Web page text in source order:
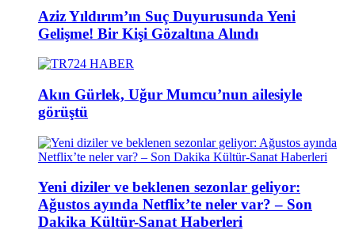
Aziz Yıldırım’ın Suç Duyurusunda Yeni
Gelişme! Bir Kişi Gözaltına Alındı
Akın Gürlek, Uğur Mumcu’nun ailesiyle
görüştü
Yeni diziler ve beklenen sezonlar geliyor:
Ağustos ayında Netflix’te neler var? – Son
Dakika Kültür-Sanat Haberleri